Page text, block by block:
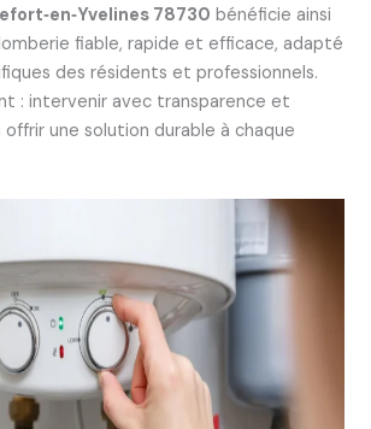
78730 bénéficie ainsi
fiable, rapide et efficace, adapté
des résidents et professionnels.
: intervenir avec transparence et
offrir une solution durable à chaque